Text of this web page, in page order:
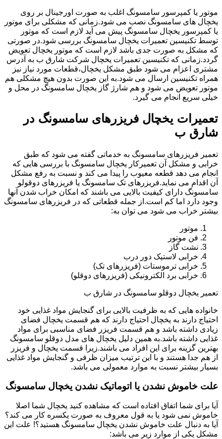
موتور یا کمپرسور سامسونگ اغلب به صورت اورجینال بر روی
یخچال های سامسونگ نصب می شود.زمانی که مشکلی برای موتور
یا کمپرسور یخچال سامسونگ پیش می آید لازم است که موتور
توسط تکنیسین تعمیرات یخچال سامسونگ بررسی شود.در صورتی
که مشکل به صورت جدی باشد لازم است که موتور یخچال تعویض
گردد.زمانی که تکنیسین تعمیرات یخچال شرکت شارق ب به آدرس
مشتری اعزام می شود طبق مشکل یخچال،قطعات مورد نیاز نیز
همراه تکنیسین ارسال می شود.به این صورت بدون هیچ مشکلی هم
موتور تعویض می شود و هم شارژ گاز یخچال سامسونگ در محل و
خیلی سریع انجام می گیرد.
تعمیرات یخچال فریزرهای سامسونگ در
شارق ب
تعمیر فریزرهای سامسونگ به خدماتی گفته می شود که طبق
خرابی و مشکل آن تعمیرکار یخچال سامسونگ با بررسی هایی که
انجام می دهد قطعه معیوب را پیدا می کند و نسبت به رفع مشکل
آن اقدام می نماید.فریزرهای تک سامسونگ یا فریزرهای دوقولو
سامسونگ دارای کیفیت بالایی می باشند که امکان خراب شدن آنها
وجود دارد اما کم است.از جمله قطعاتی که در فریزرهای سامسونگ
بیشتر خراب می شود می توان به:
موتور
فن موتور
نشت گاز
خرابی لاستیک دور درب
خرابی ترموستات (فریزرهای تک)
خرابی برد الکترونیکی (فریزرهای دوقلو)
تعمیر یخچال دوقلو سامسونگ در شارق ب
خانواده هایی که به ظرفیت بالایی برای گنجایش مواد غذایی خود
احتیاج دارند به یخچال احتیاج دارند که هم قسمت یخچال فضای
زیادی داشته باشد و هم قسمت فریزر فضای مناسبی برای مواد
غذایی داشته باشد.به همین دلیل یخچال های مدل دوقلو سامسونگ
بهترین گزینه برای این افراد می باشند.زیرا قسمت یخچال و فریزر
از هم جدا هستند و با این ترتیب میزان ظرفی و گنجایش مواد غذایی
بسیار بیشتر نسبت به موارد معمولی می باشد.
علت خاموش نشدن یا اتوماتیک نشدن یخچال سامسونگ
آیا برای شما اتفاق افتاده است که مشاهده کنید یخچال شما اصلا
خاموش نمی شود یا به قول معروف به صورت یکسره کار می کند؟
آیا به دنبال علت خاموش نشدن یخچال سامسونگ هستید؟! علت این
مشکل یکی از موارد زیر می باشد: